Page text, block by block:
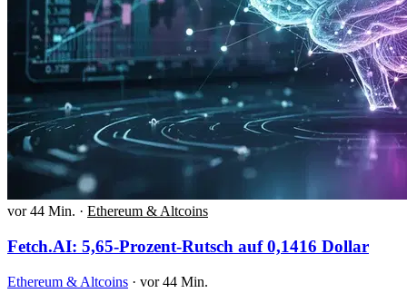
vor 44 Min. · Ethereum & Altcoins
Fetch.AI: 5,65-Prozent-Rutsch auf 0,1416 Dollar
Ethereum & Altcoins · vor 44 Min.